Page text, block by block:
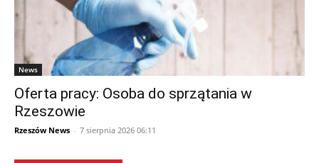
News
Oferta pracy: Osoba do sprzątania w
Rzeszowie
Rzeszów News - 7 sierpnia 2026 06:11